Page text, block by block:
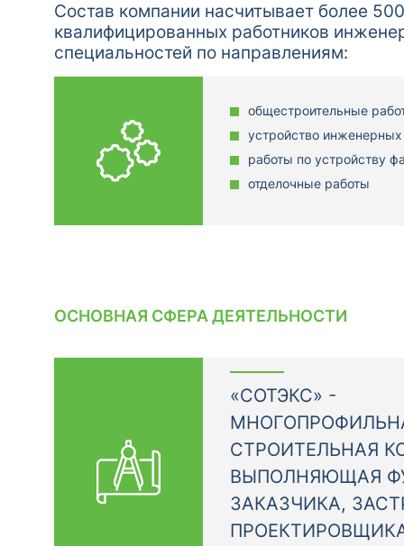
Состав компании насчитывает более 500
квалифицированных работников
специальностей по направлениям:
общестроительные
устройство инженерных
работы по устройству
отделочные работы
ОСНОВНАЯ СФЕРА ДЕЯТЕЛЬНОСТИ
«СОТЭКС» -
СТРОИТЕЛЬНАЯ
ВЫПОЛНЯЮЩАЯ
ЗАКАЗЧИКА,